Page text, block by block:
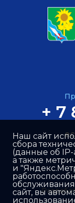
+ 7
Наш сайт
сбора
(данные об
а также
и
сайт, вы